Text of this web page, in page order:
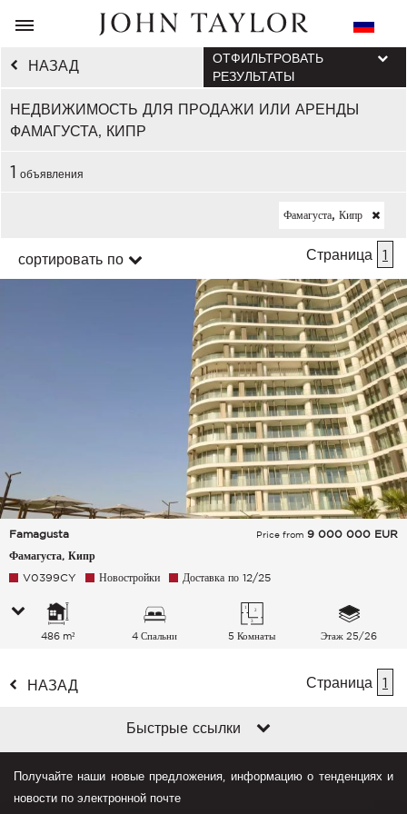
НАЗАД
НЕДВИЖИМОСТЬ ДЛЯ ПРОДАЖИ ИЛИ АРЕНДЫ
ФАМАГУСТА, КИПР
ОТФИЛЬТРОВАТЬ
РЕЗУЛЬТАТЫ
1 объявления
Фамагуста, Кипр
сортировать по Страница 1
Famagusta
Фамагуста, Кипр
Price from 9 000 000 EUR
V0399CY Новостройки Доставка по 12/25
486 m² 4 Спальни 5 Комнаты Этаж 25/26
НАЗАД Страница 1
Быстрые ссылки
Получайте наши новые предложения, информацию о тенденциях и
новости по электронной почте